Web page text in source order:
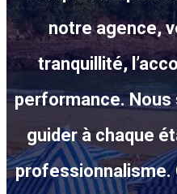
notre agence,
tranquillité,
performance. Nous
guider à chaque
professionnalisme.